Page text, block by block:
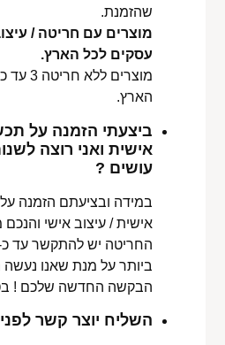
שהזמנת.
עסקים לכל הארץ.
הארץ.
ביצעתי הזמנה על
אישית ואני רוצה
עושים ?
במידה ובציעתם הזמנה
אישית / עיצוב אישי והנכם
החריטה יש להתקשר עד
ביותר על מנת שאנו נעשה
הבקשה החדשה שלכם !
השליח יוצר קשר